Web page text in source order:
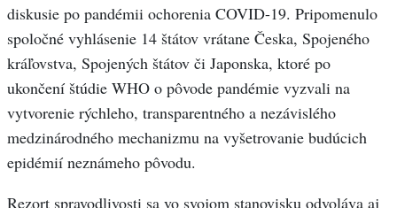
diskusie po pandémii ochorenia COVID-19. Pripomenulo
spoločné vyhlásenie 14 štátov vrátane Česka, Spojeného
kráľovstva, Spojených štátov či Japonska, ktoré po
ukončení štúdie WHO o pôvode pandémie vyzvali na
vytvorenie rýchleho, transparentného a nezávislého
medzinárodného mechanizmu na vyšetrovanie budúcich
epidémií neznámeho pôvodu.
Rezort spravodlivosti sa vo svojom stanovisku odvoláva aj